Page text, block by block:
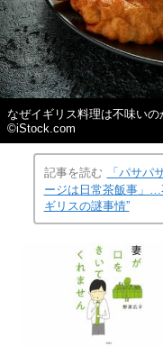
なぜイギリス料理は不味い
©iStock.com
記事を読む
「パサパ
ージは日常茶飯事」…
ギリスの謎事情”